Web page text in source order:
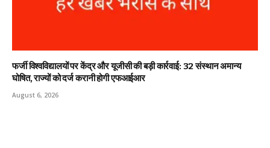
फर्जी विश्वविद्यालयों पर केंद्र और यूजीसी की बड़ी कार्रवाई: 32 संस्थान अमान्य
घोषित, राज्यों को दर्ज करानी होगी एफआईआर
August 6, 2026